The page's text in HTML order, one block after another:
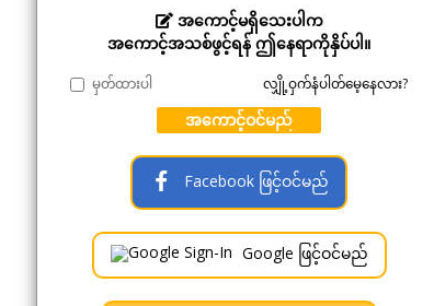
အကောင့်မရှိသေးပါက
အကောင့်အသစ်ဖွင့်ရန် ဤနေရာကိုနှိပ်ပါ။
မှတ်ထားပါ လျှို့ဝှက်နံပါတ်မေ့နေလား?
အကောင့်ဝင်မည်
Facebook ဖြင့်ဝင်မည်
Google ဖြင့်ဝင်မည်